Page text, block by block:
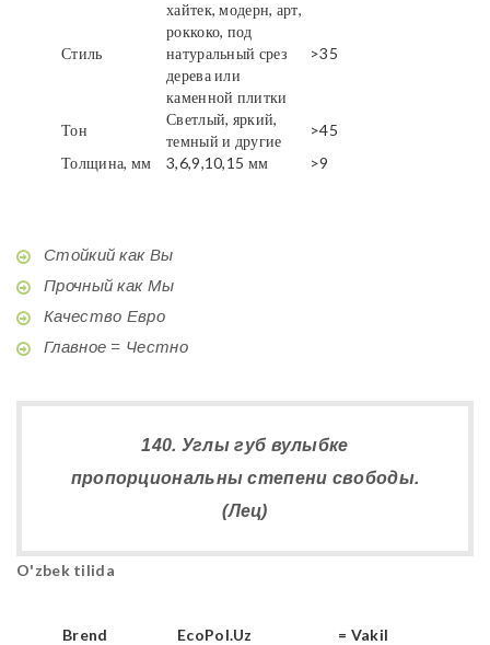
Стиль
хайтек, модерн, арт,
роккоко, под
натуральный срез
дерева или
каменной плитки
>35
Тон
Светлый, яркий,
темный и другие
>45
Толщина, мм
3,6,9,10,15 мм >9
Стойкий как Вы
Прочный как Мы
Качество Евро
Главное = Честно
140. Углы губ вулыбке
пропорциональны степени свободы.
(Лец)
O'zbek tilida
Brend EcoPol.Uz = Vakil